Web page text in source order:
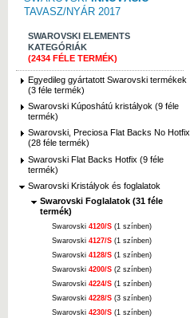
TAVASZ/NYÁR 2017
SWAROVSKI ELEMENTS
KATEGÓRIÁK
(2434 FÉLE TERMÉK)
Egyedileg gyártatott Swarovski termékek
(3 féle termék)
Swarovski Kúposhátú kristályok (9 féle
termék)
Swarovski, Preciosa Flat Backs No Hotfix
(28 féle termék)
Swarovski Flat Backs Hotfix (9 féle
termék)
Swarovski Kristályok és foglalatok
Swarovski Foglalatok (31 féle
termék)
Swarovski 4120/S (1 színben)
Swarovski 4127/S (1 színben)
Swarovski 4128/S (1 színben)
Swarovski 4200/S (2 színben)
Swarovski 4224/S (1 színben)
Swarovski 4228/S (3 színben)
Swarovski 4230/S (1 színben)